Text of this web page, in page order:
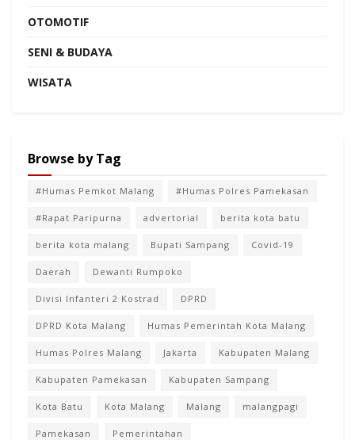
OTOMOTIF
SENI & BUDAYA
WISATA
Browse by Tag
#Humas Pemkot Malang #Humas Polres Pamekasan
#Rapat Paripurna advertorial berita kota batu
berita kota malang Bupati Sampang Covid-19
Daerah Dewanti Rumpoko
Divisi Infanteri 2 Kostrad DPRD
DPRD Kota Malang Humas Pemerintah Kota Malang
Humas Polres Malang Jakarta Kabupaten Malang
Kabupaten Pamekasan Kabupaten Sampang
Kota Batu Kota Malang Malang malangpagi
Pamekasan Pemerintahan